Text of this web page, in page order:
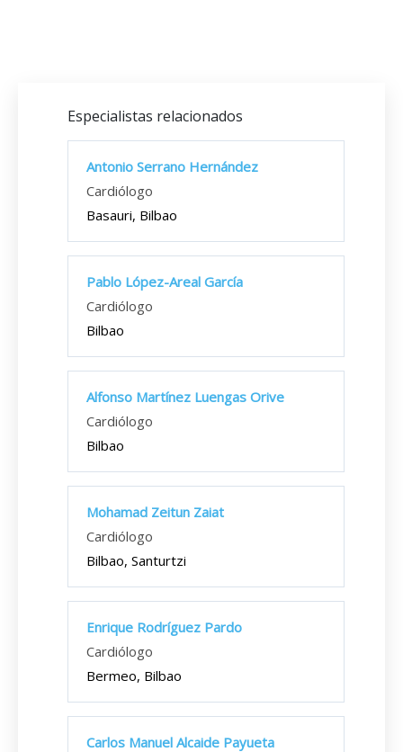
Especialistas relacionados
Antonio Serrano Hernández
Cardiólogo
Basauri, Bilbao
Pablo López-Areal García
Cardiólogo
Bilbao
Alfonso Martínez Luengas Orive
Cardiólogo
Bilbao
Mohamad Zeitun Zaiat
Cardiólogo
Bilbao, Santurtzi
Enrique Rodríguez Pardo
Cardiólogo
Bermeo, Bilbao
Carlos Manuel Alcaide Payueta